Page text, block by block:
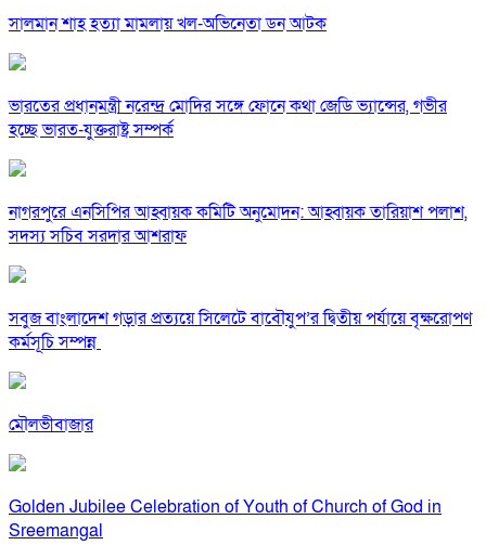
সালমান শাহ হত্যা মামলায় খল-অভিনেতা ডন আটক
ভারতের প্রধানমন্ত্রী নরেন্দ্র মোদির সঙ্গে ফোনে কথা জেডি ভ্যান্সের, গভীর
হচ্ছে ভারত-যুক্তরাষ্ট্র সম্পর্ক
নাগরপুরে এনসিপির আহ্বায়ক কমিটি অনুমোদন: আহ্বায়ক তারিয়াশ পলাশ,
সদস্য সচিব সরদার আশরাফ
সবুজ বাংলাদেশ গড়ার প্রত্যয়ে সিলেটে বাবৌযুপ’র দ্বিতীয় পর্যায়ে বৃক্ষরোপণ
কর্মসূচি সম্পন্ন
মৌলভীবাজার
Golden Jubilee Celebration of Youth of Church of God in
Sreemangal